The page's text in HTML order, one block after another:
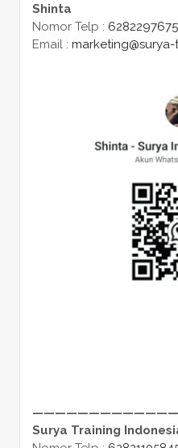
Shinta
Nomor Telp :
Email :
Surya Training